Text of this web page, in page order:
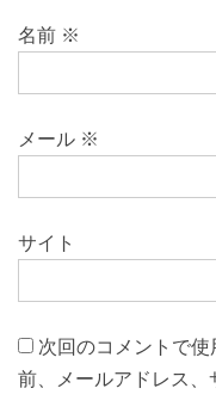
名前 ※
メール ※
サイト
次回のコメントで
前、メールアドレス、